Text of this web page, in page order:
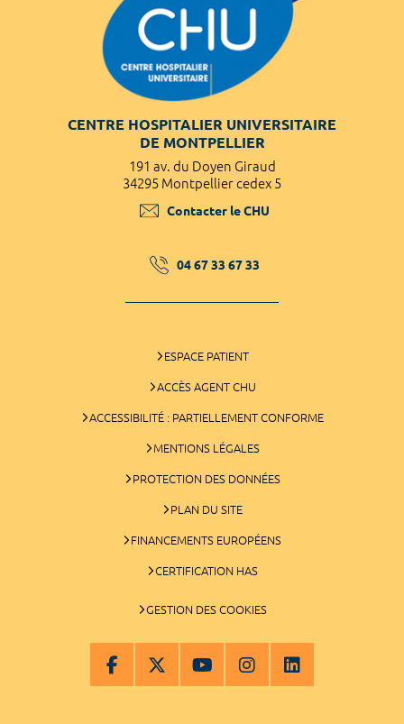
CENTRE HOSPITALIER UNIVERSITAIRE
DE MONTPELLIER
191 av. du Doyen Giraud
34295 Montpellier cedex 5
Contacter le CHU
04 67 33 67 33
ESPACE PATIENT
ACCÈS AGENT CHU
ACCESSIBILITÉ : PARTIELLEMENT CONFORME
MENTIONS LÉGALES
PROTECTION DES DONNÉES
PLAN DU SITE
FINANCEMENTS EUROPÉENS
CERTIFICATION HAS
GESTION DES COOKIES